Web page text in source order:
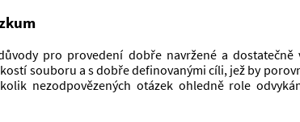
pro provedení dobře navržené a
souboru a s dobře definovanými cíli, jež by
nezodpovězených otázek ohledně role